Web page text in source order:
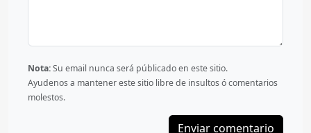
Nota:Su email nunca será públicado en este sitio.
Ayudenos a mantener este sitio libre de insultos ó comentarios
molestos.